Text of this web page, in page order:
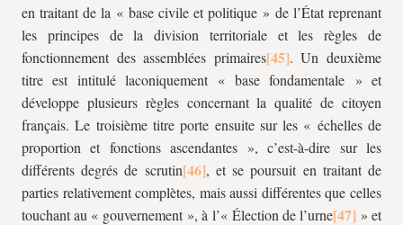
en traitant de la « base civile et politique » de l’État reprenant
les principes de la division territoriale et les règles de
fonctionnement des assemblées primaires
. Un deuxième
titre est intitulé laconiquement « base fondamentale » et
développe plusieurs règles concernant la qualité de citoyen
français. Le troisième titre porte ensuite sur les « échelles de
proportion et fonctions ascendantes », c’est-à-dire sur les
différents degrés de scrutin
, et se poursuit en traitant de
parties relativement complètes, mais aussi différentes que celles
touchant au « gouvernement », à l’« Élection de l’urne
» et